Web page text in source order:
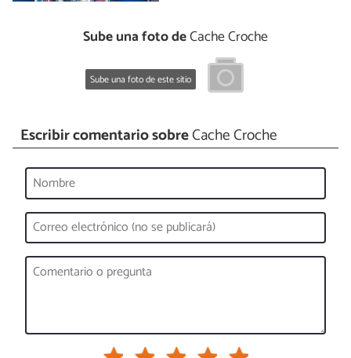
Sube una foto deCache Croche
Sube una foto de este sitio
Escribir comentario sobreCache Croche